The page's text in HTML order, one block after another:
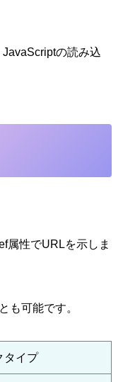
JavaScriptの読み込
属性でURLを示しま
も可能です。
タイプ